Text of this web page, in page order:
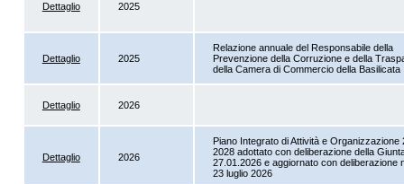
Dettaglio 2025
Dettaglio 2025
Relazione annuale del Responsabile della
Prevenzione della Corruzione e della
della Camera di Commercio della Basilicata
Dettaglio 2026
Dettaglio 2026
Piano Integrato di Attività e Organizzazione
2028 adottato con deliberazione della
27.01.2026 e aggiornato con deliberazione
23 luglio 2026